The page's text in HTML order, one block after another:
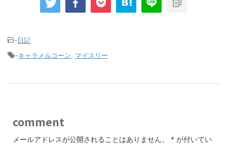
-日記
-キャラメルコーン マイスリー
comment
メールアドレスが公開されることはありません。 * が付いてい